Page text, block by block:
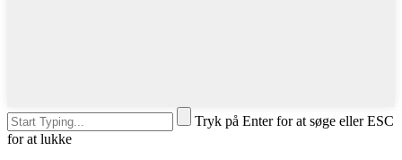
Tryk på Enter for at søge eller ESC
for at lukke